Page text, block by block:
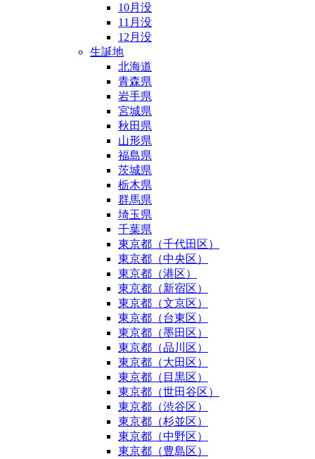
10月没
11月没
12月没
生誕地
北海道
青森県
岩手県
宮城県
秋田県
山形県
福島県
茨城県
栃木県
群馬県
埼玉県
千葉県
東京都（千代田区）
東京都（中央区）
東京都（港区）
東京都（新宿区）
東京都（文京区）
東京都（台東区）
東京都（墨田区）
東京都（品川区）
東京都（大田区）
東京都（目黒区）
東京都（世田谷区）
東京都（渋谷区）
東京都（杉並区）
東京都（中野区）
東京都（豊島区）